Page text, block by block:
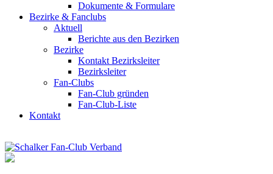
Dokumente & Formulare
Bezirke & Fanclubs
Aktuell
Berichte aus den Bezirken
Bezirke
Kontakt Bezirksleiter
Bezirksleiter
Fan-Clubs
Fan-Club gründen
Fan-Club-Liste
Kontakt